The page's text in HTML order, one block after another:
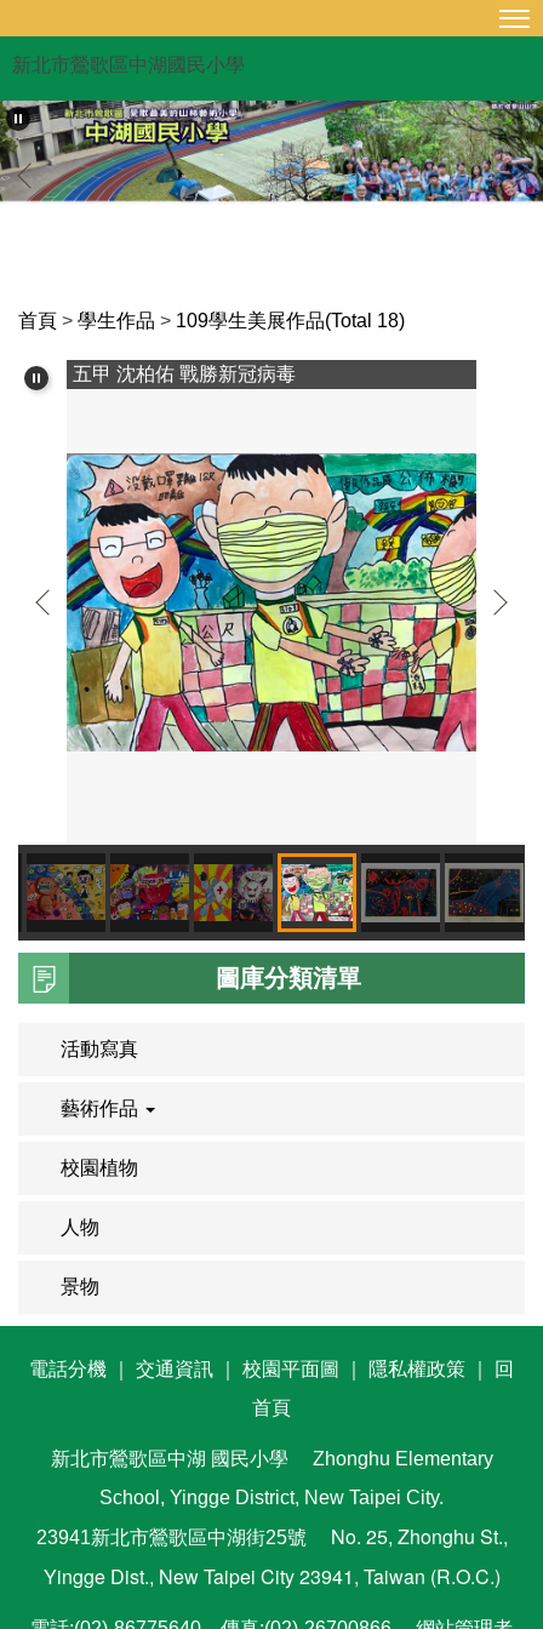
主
要
內
容
區
新北市鶯歌區中湖國民小學
首頁 > 學生作品 > 109學生美展作品(Total 18)
五甲 沈柏佑 戰勝新冠病毒
圖庫分類清單
活動寫真
藝術作品
校園植物
人物
景物
電話分機 交通資訊 校園平面圖 隱私權政策
回
首頁
新北市鶯歌區中湖 國民小學
Zhonghu Elementary
School, Yingge District, New Taipei City.
23941新北市鶯歌區中湖街25號
No. 25, Zhonghu St.,
Yingge Dist., New Taipei City 23941, Taiwan (R.O.C.)